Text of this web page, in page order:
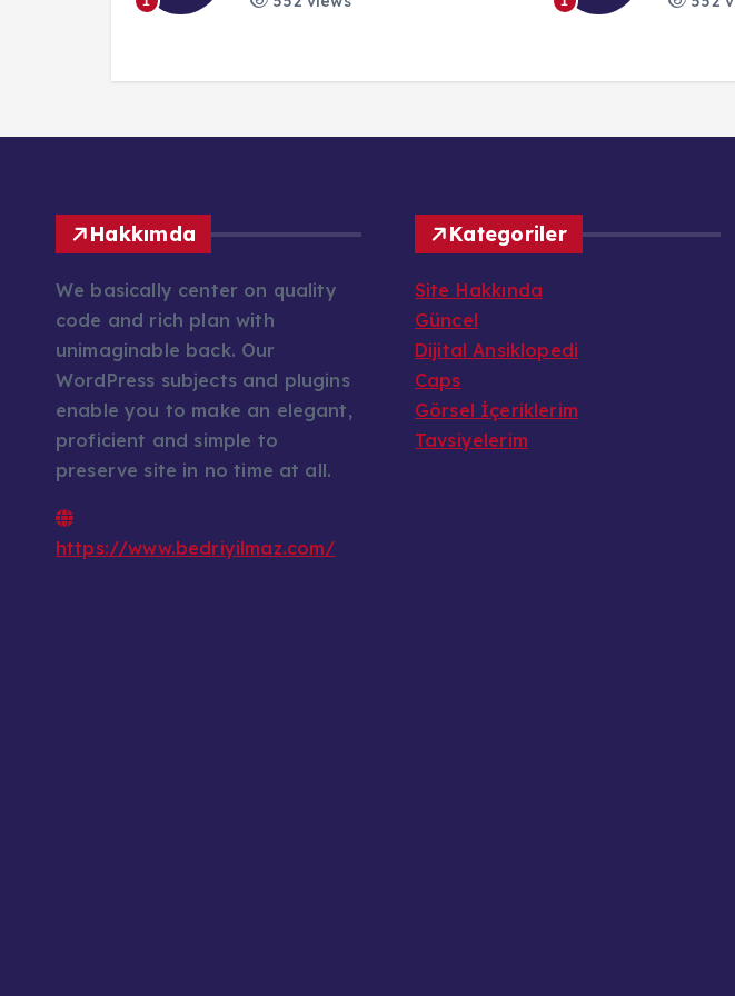
Hakkımda
We basically center on quality
code and rich plan with
unimaginable back. Our
WordPress subjects and plugins
enable you to make an elegant,
proficient and simple to
preserve site in no time at all.
https://www.bedriyilmaz.com/
Kategoriler
Site Hakkında
Güncel
Dijital Ansiklopedi
Caps
Görsel İçeriklerim
Tavsiyelerim